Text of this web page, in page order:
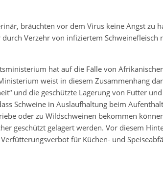
bräuchten vor dem Virus keine Angst zu
Verzehr von infiziertem Schweinefleisch
hat auf die Fälle von Afrikanischer
weist in diesem Zusammenhang
und die geschützte Lagerung von Futter
Schweine in Auslaufhaltung beim
oder zu Wildschweinen bekommen
geschützt gelagert werden. Vor diesem
für Küchen- und